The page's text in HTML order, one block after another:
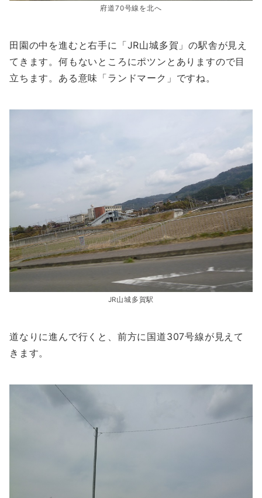
府道70号線を北へ
田園の中を進むと右手に「JR山城多賀」の駅舎が見え
てきます。何もないところにポツンとありますので目
立ちます。ある意味「ランドマーク」ですね。
JR山城多賀駅
道なりに進んで行くと、前方に国道307号線が見えて
きます。